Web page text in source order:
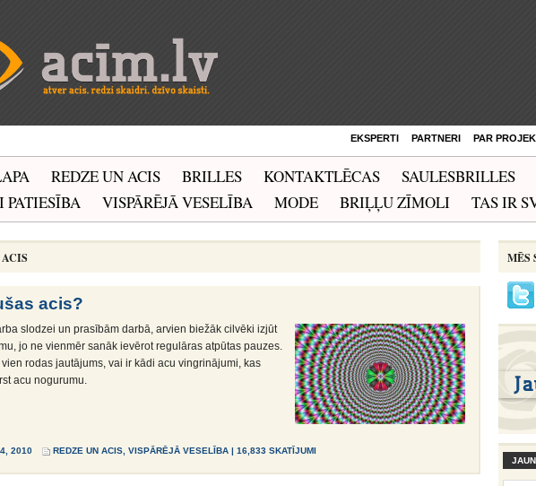
EKSPERTI PARTNERI PAR
REDZE UN ACIS BRILLES KONTAKTLĒCAS SAULESBRILLES
PATIESĪBA
VISPĀRĒJĀ VESELĪBA MODE BRIĻĻU ZĪMOLI TAS IR
acis?
slodzei un prasībām darbā, arvien biežāk cilvēki izjūt
jo ne vienmēr sanāk ievērot regulāras atpūtas pauzes.
rodas jautājums, vai ir kādi acu vingrinājumi, kas
acu nogurumu.
2010 REDZE UN ACIS VISPĀRĒJĀ VESELĪBA | 16,833 SKATĪJUMI
MĒS